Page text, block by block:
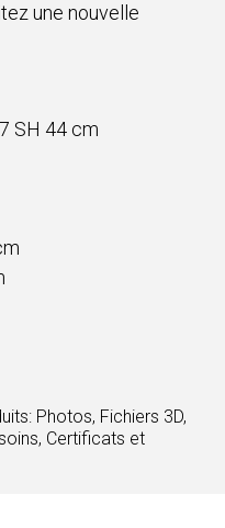
une nouvelle
SH 44 cm
Photos, Fichiers 3D,
Certificats et